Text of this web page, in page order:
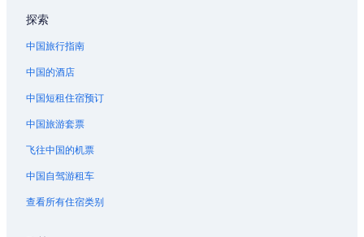
位于六本木的设有酒吧的酒店
位于六本木的商务酒店
位于六本木的家庭式酒店
位于六本木的Four Seasons酒店
位于六本木的绿色环保酒店
位于六本木的Hilton Hotels
探索
中国旅行指南
中国的酒店
中国短租住宿预订
中国旅游套票
飞往中国的机票
中国自驾游租车
查看所有住宿类别